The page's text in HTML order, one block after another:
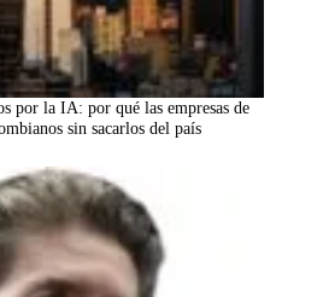
por la IA: por qué las empresas de
sin sacarlos del país